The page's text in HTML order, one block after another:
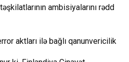
ambisiyalarını rədd
aktları ilə bağlı qanunvericilik